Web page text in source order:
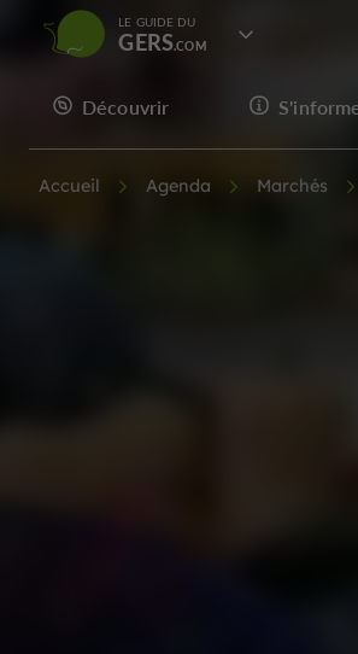
LE GUIDE DU
GERS
Découvrir
Accueil Agenda Marchés